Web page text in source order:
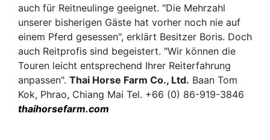
auch für Reitneulinge geeignet. "Die Mehrzahl
unserer bisherigen Gäste hat vorher noch nie auf
einem Pferd gesessen", erklärt Besitzer Boris. Doch
auch Reitprofis sind begeistert. "Wir können die
Touren leicht entsprechend Ihrer Reiterfahrung
anpassen". Thai Horse Farm Co., Ltd. Baan Tom
Kok, Phrao, Chiang Mai Tel. +66 (0) 86-919-3846
thaihorsefarm.com